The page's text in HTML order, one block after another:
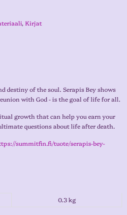
, Kirjat
destiny of the soul. Serapis Bey shows
with God - is the goal of life for all.
growth that can help you earn your
questions about life after death.
summitfin.fi/tuote/serapis-bey-
0.3 kg